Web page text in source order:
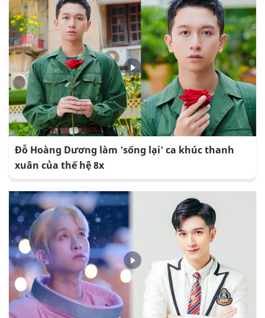
Đỗ Hoàng Dương làm 'sống lại' ca khúc thanh
xuân của thế hệ 8x